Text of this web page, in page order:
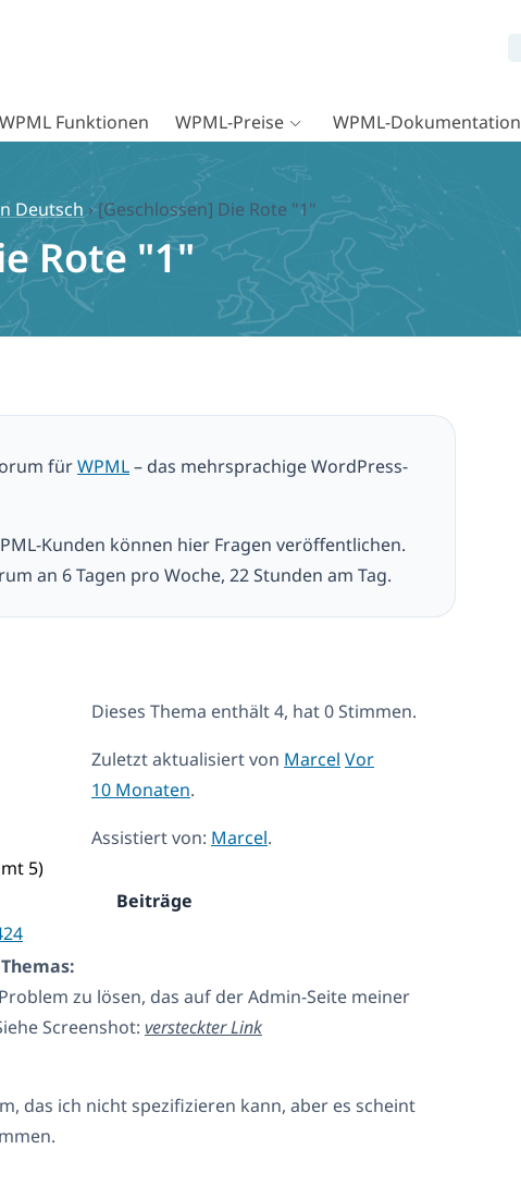
WPML Funktionen WPML-Preise WPML-Dokumentation
Deutsch › [Geschlossen] Die Rote "1"
Rote "1"
fürWPML– das mehrsprachige WordPress-
Kunden können hier Fragen veröffentlichen.
an 6 Tagen pro Woche, 22 Stunden am Tag.
Dieses Thema enthält 4, hat 0 Stimmen.
Zuletzt aktualisiert von Marcel Vor
10 Monaten.
Assistiert von: Marcel.
5)
Beiträge
zu lösen, das auf der Admin-Seite meiner
Screenshot: versteckter Link
das ich nicht spezifizieren kann, aber es scheint